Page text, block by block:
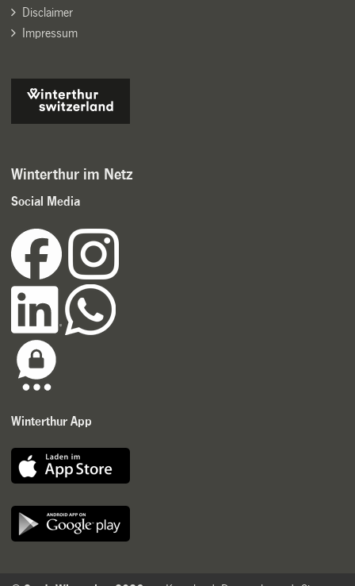
Disclaimer
Impressum
Winterthur im Netz
Social Media
Winterthur App